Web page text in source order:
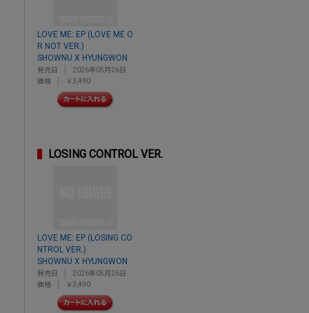
LOVE ME: EP (LOVE ME O
R NOT VER.)
SHOWNU X HYUNGWON
発売日
2026年05月26日
価格
￥3,490
LOSING CONTROL VER.
LOVE ME: EP (LOSING CO
NTROL VER.)
SHOWNU X HYUNGWON
発売日
2026年05月26日
価格
￥3,490